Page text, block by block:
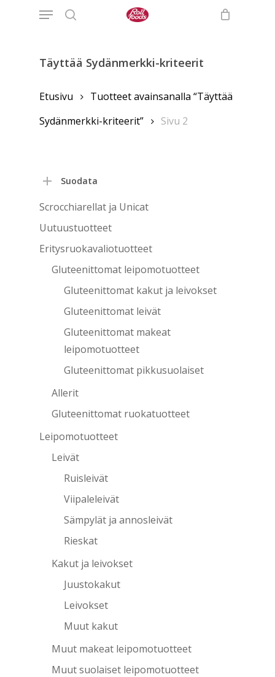
Menu
Täyttää Sydänmerkki-kriteerit
Etusivu
Tuotteet avainsanalla “Täyttää
Sydänmerkki-kriteerit”
Sivu 2
Suodata
Scrocchiarellat ja Unicat
Uutuustuotteet
Eritysruokavaliotuotteet
Gluteenittomat leipomotuotteet
Gluteenittomat kakut ja leivokset
Gluteenittomat leivät
Gluteenittomat makeat
leipomotuotteet
Gluteenittomat pikkusuolaiset
Allerit
Gluteenittomat ruokatuotteet
Leipomotuotteet
Leivät
Ruisleivät
Viipaleleivät
Sämpylät ja annosleivät
Rieskat
Kakut ja leivokset
Juustokakut
Leivokset
Muut kakut
Muut makeat leipomotuotteet
Muut suolaiset leipomotuotteet